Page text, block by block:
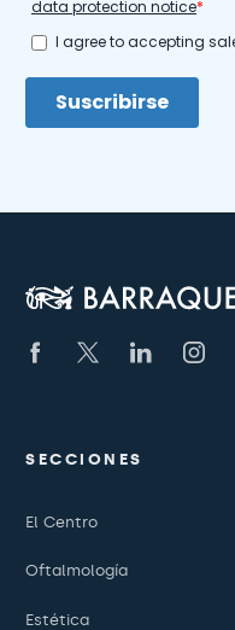
SECCIONES
El Centro
Oftalmología
Estética